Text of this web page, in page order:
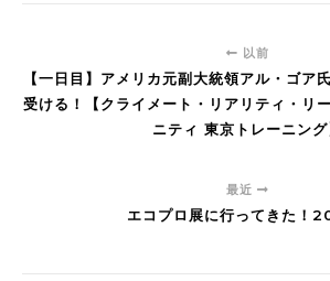
以前
【一日目】アメリカ元副大統領アル・ゴア
受ける！【クライメート・リアリティ・リ
ニティ 東京トレーニング
最近
エコプロ展に行ってきた！